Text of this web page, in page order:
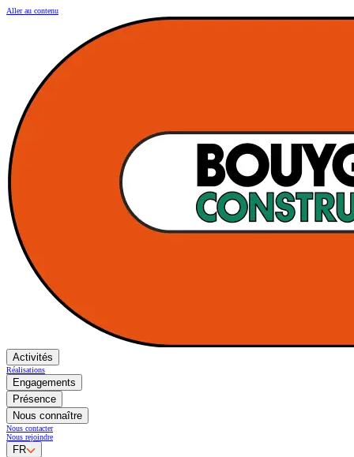
Aller au contenu
Activités
Réalisations
Engagements
Présence
Nous connaître
Nous contacter
Nous rejoindre
FR